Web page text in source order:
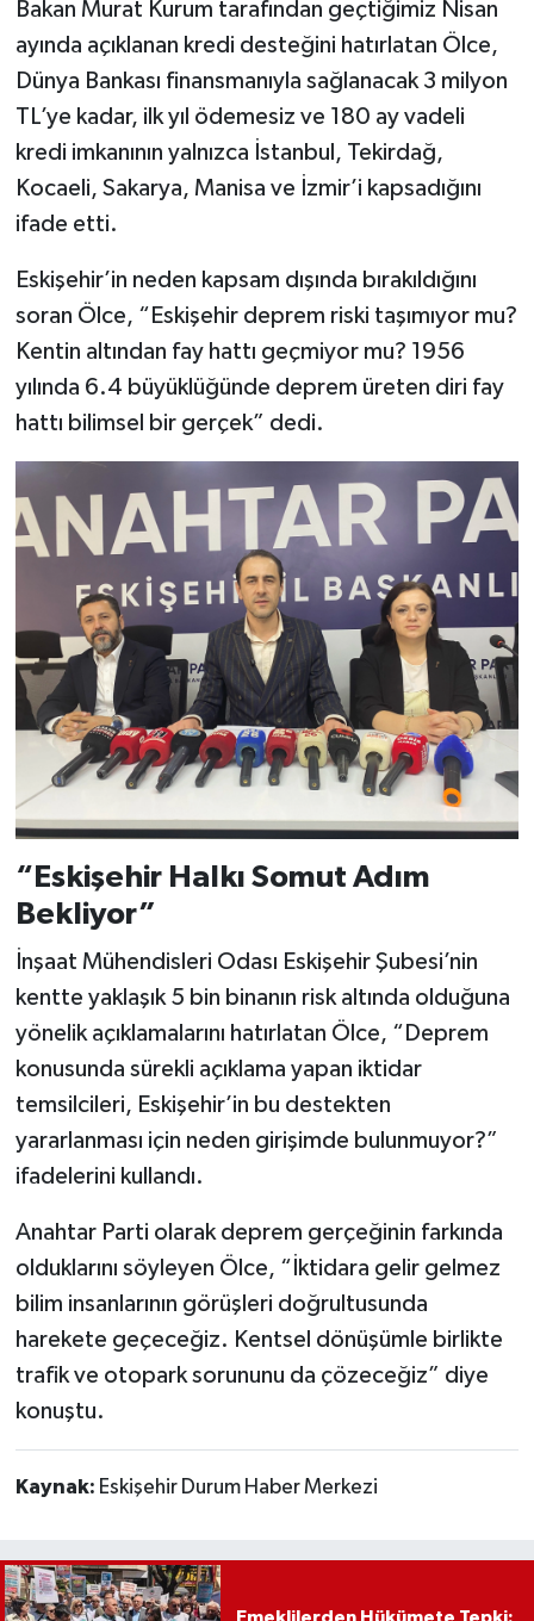
Bakan Murat Kurum tarafından geçtiğimiz Nisan
ayında açıklanan kredi desteğini hatırlatan Ölce,
Dünya Bankası finansmanıyla sağlanacak 3 milyon
TL’ye kadar, ilk yıl ödemesiz ve 180 ay vadeli
kredi imkanının yalnızca İstanbul, Tekirdağ,
Kocaeli, Sakarya, Manisa ve İzmir’i kapsadığını
ifade etti.
Eskişehir’in neden kapsam dışında bırakıldığını
soran Ölce, “Eskişehir deprem riski taşımıyor mu?
Kentin altından fay hattı geçmiyor mu? 1956
yılında 6.4 büyüklüğünde deprem üreten diri fay
hattı bilimsel bir gerçek” dedi.
“Eskişehir Halkı Somut Adım
Bekliyor”
İnşaat Mühendisleri Odası Eskişehir Şubesi’nin
kentte yaklaşık 5 bin binanın risk altında olduğuna
yönelik açıklamalarını hatırlatan Ölce, “Deprem
konusunda sürekli açıklama yapan iktidar
temsilcileri, Eskişehir’in bu destekten
yararlanması için neden girişimde bulunmuyor?”
ifadelerini kullandı.
Anahtar Parti olarak deprem gerçeğinin farkında
olduklarını söyleyen Ölce, “İktidara gelir gelmez
bilim insanlarının görüşleri doğrultusunda
harekete geçeceğiz. Kentsel dönüşümle birlikte
trafik ve otopark sorununu da çözeceğiz” diye
konuştu.
Kaynak: Eskişehir Durum Haber Merkezi